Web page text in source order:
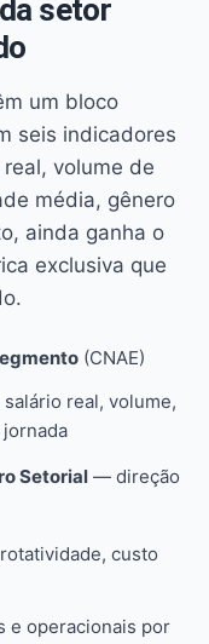
setor
um bloco
seis indicadores
volume de
média, gênero
ainda ganha o
exclusiva que
(CNAE)
real, volume,
Setorial — direção
custo
e operacionais por